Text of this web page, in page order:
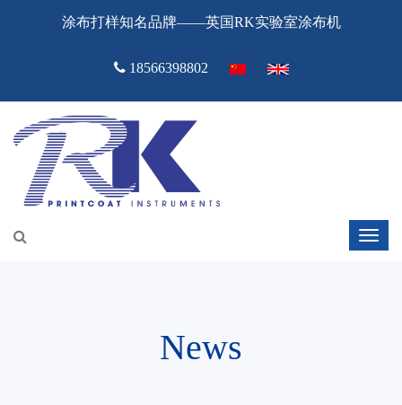
涂布打样知名品牌——英国RK实验室涂布机
18566398802
News